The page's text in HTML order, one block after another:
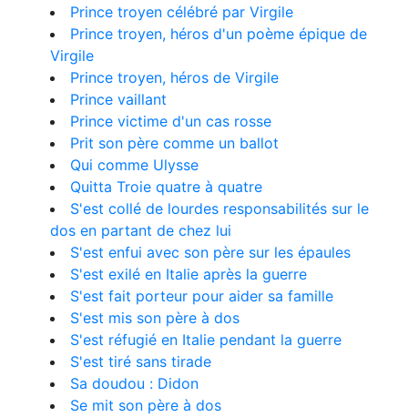
Prince troyen célébré par Virgile
Prince troyen, héros d'un poème épique de
Virgile
Prince troyen, héros de Virgile
Prince vaillant
Prince victime d'un cas rosse
Prit son père comme un ballot
Qui comme Ulysse
Quitta Troie quatre à quatre
S'est collé de lourdes responsabilités sur le
dos en partant de chez lui
S'est enfui avec son père sur les épaules
S'est exilé en Italie après la guerre
S'est fait porteur pour aider sa famille
S'est mis son père à dos
S'est réfugié en Italie pendant la guerre
S'est tiré sans tirade
Sa doudou : Didon
Se mit son père à dos